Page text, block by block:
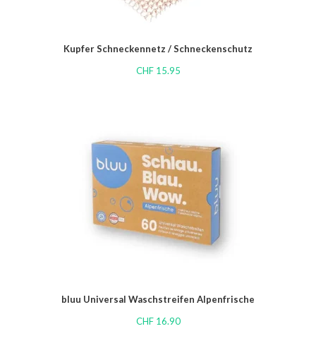
Kupfer Schneckennetz / Schneckenschutz
CHF15.95
bluu Universal Waschstreifen Alpenfrische
CHF16.90